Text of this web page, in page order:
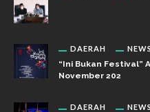
DAERAH NEWS
“Ini Bukan Festival”
November 202
DAERAH NEWS